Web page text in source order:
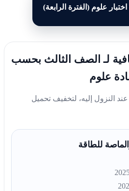
اختبار علوم (الفترة الرابعة)
لـ الصف الثالث بحسب
علوم
النزول إليه، لتخفيف تحميل
للطاقة